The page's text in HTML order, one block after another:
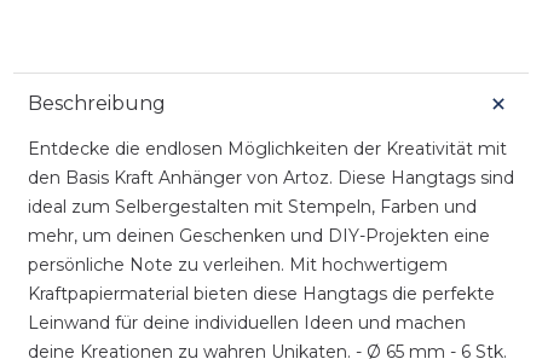
Beschreibung
Entdecke die endlosen Möglichkeiten der Kreativität mit
den Basis Kraft Anhänger von Artoz. Diese Hangtags sind
ideal zum Selbergestalten mit Stempeln, Farben und
mehr, um deinen Geschenken und DIY-Projekten eine
persönliche Note zu verleihen. Mit hochwertigem
Kraftpapiermaterial bieten diese Hangtags die perfekte
Leinwand für deine individuellen Ideen und machen
deine Kreationen zu wahren Unikaten. - Ø 65 mm - 6 Stk.